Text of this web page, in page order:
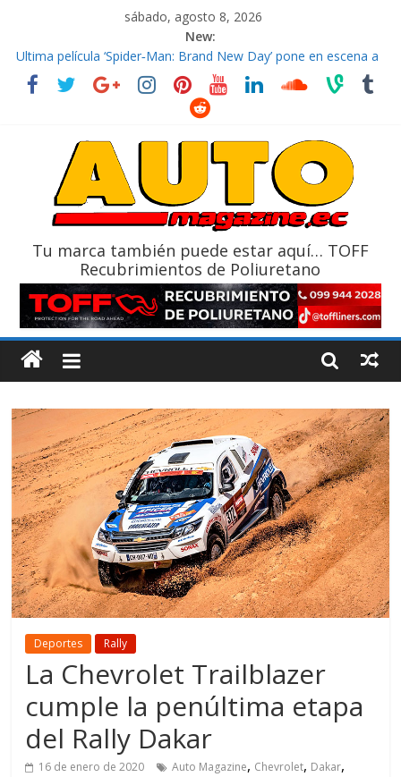
sábado, agosto 8, 2026
New:
El costo de tener un vehículo gana protagonismo a la hora de
decidir
Ultima película ‘Spider‑Man: Brand New Day’ pone en escena a
La Vuelta al Ecuador 2026, edición 47ª, recorre 7 provincias en 8
La FEDAK recibe 12 Sinotruk Bolden para cubrir las rutas de La
Tu marca también puede estar aquí… TOFF
Recubrimientos de Poliuretano
Deportes Rally
La Chevrolet Trailblazer
cumple la penúltima etapa
del Rally Dakar
16 de enero de 2020 Auto Magazine, Chevrolet, Dakar,